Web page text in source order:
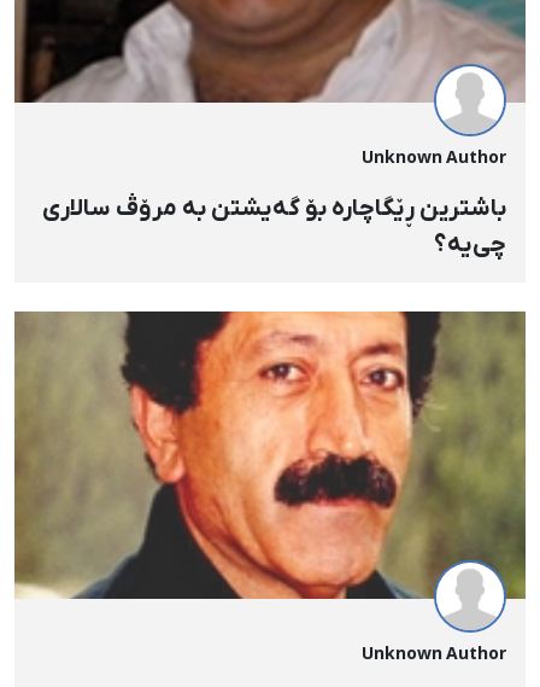
Unknown Author
باشترین ڕێگاچارە بۆ گەیشتن بە مرۆڤ سالاری
چی‌یە؟
Unknown Author